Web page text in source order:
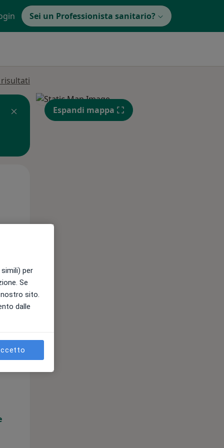
Sei un Professionista sanitario?
Espandi mappa
per
Se
sito.
dalle